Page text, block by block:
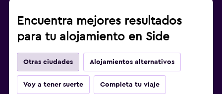
Encuentra mejores resultados
para tu alojamiento en Side
Otras ciudades Alojamientos alternativos
Voy a tener suerte Completa tu viaje